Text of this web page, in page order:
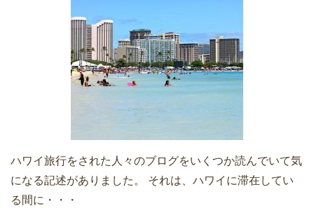
ハワイ旅行をされた人々のブログをいくつか読んでいて気
になる記述がありました。 それは、ハワイに滞在してい
る間に・・・